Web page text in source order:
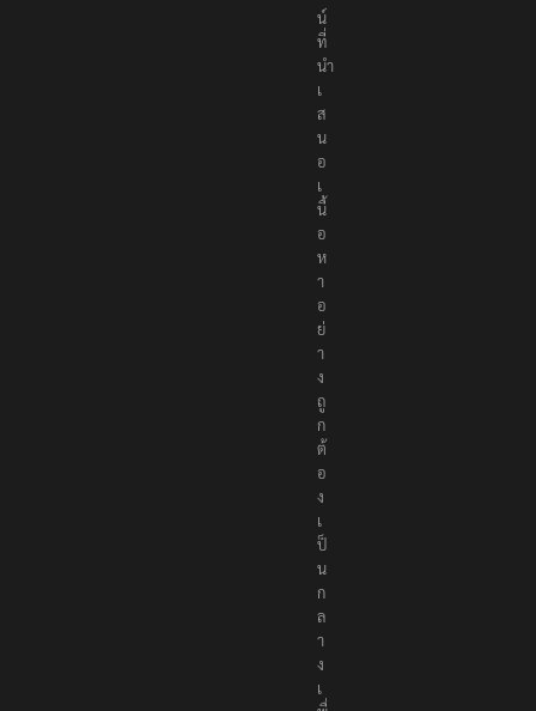
ไ
ล
น์
ที่
นำ
เ
ส
น
อ
เ
นื้
อ
ห
า
อ
ย่
า
ง
ถู
ก
ต้
อ
ง
เ
ป็
น
ก
ล
า